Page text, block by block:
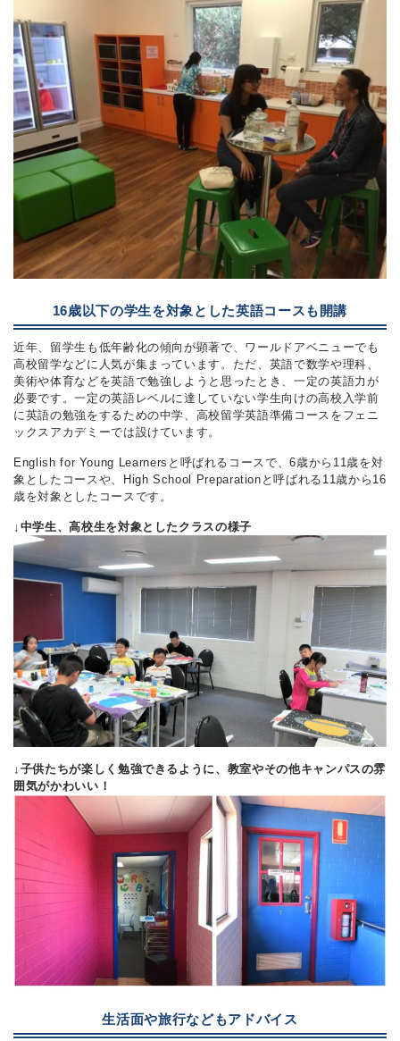
16歳以下の学生を対象とした英語コースも開講
近年、留学生も低年齢化の傾向が顕著で、ワールドアベニューでも
高校留学などに人気が集まっています。ただ、英語で数学や理科、
美術や体育などを英語で勉強しようと思ったとき、一定の英語力が
必要です。一定の英語レベルに達していない学生向けの高校入学前
に英語の勉強をするための中学、高校留学英語準備コースをフェニ
ックスアカデミーでは設けています。
English for Young Learnersと呼ばれるコースで、6歳から11歳を対
象としたコースや、High School Preparationと呼ばれる11歳から16
歳を対象としたコースです。
↓中学生、高校生を対象としたクラスの様子
↓子供たちが楽しく勉強できるように、教室やその他キャンパスの雰
囲気がかわいい！
生活面や旅行などもアドバイス